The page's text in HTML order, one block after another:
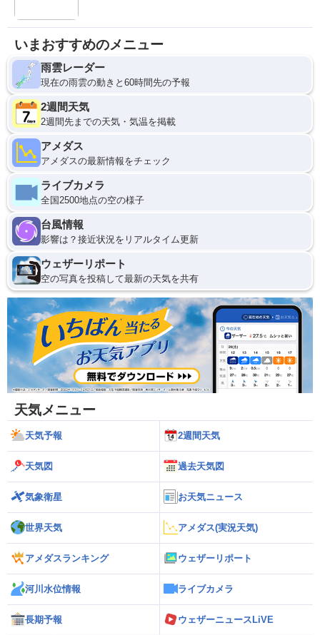
いまおすすめのメニュー
雨雲レーダー
現在の雨雲の動きと60時間先の予報
2週間天気
2週間先までの天気・気温を掲載
アメダス
アメダスの最新情報をチェック
ライブカメラ
全国2500地点の空の様子
台風情報
影響は？接近状況をリアルタイム更新
ウェザーリポート
空の写真を投稿して最新の天気を共有
天気メニュー
天気予報 2週間天気
天気図 過去天気図
気象衛星 お天気ニュース
世界天気 アメダス(実況天気)
アメダスランキング ウェザーリポート
河川水位情報 ライブカメラ
長期予報 ウェザーニュースLiVE